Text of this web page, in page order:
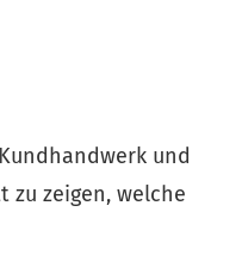
und
zu zeigen, welche